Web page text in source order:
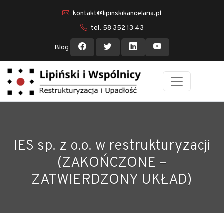
kontakt@lipinskikancelaria.pl
tel. 58 352 13 43
Blog
IES sp. z o.o. w restrukturyzacji
(ZAKOŃCZONE –
ZATWIERDZONY UKŁAD)